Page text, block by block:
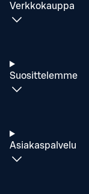
Verkkokauppa
Suosittelemme
Asiakaspalvelu